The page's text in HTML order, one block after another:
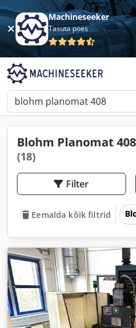
Machineseeker
Tasuta poes
Blohm Planomat
(18)
Filter
Eemalda kõik filtrid